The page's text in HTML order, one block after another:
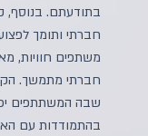
בתודעתם. בנוסף,
חברתי ותומך
משתפים חוויות,
חברתי מתמשך.
שבה המשתתפים
בהתמודדות עם